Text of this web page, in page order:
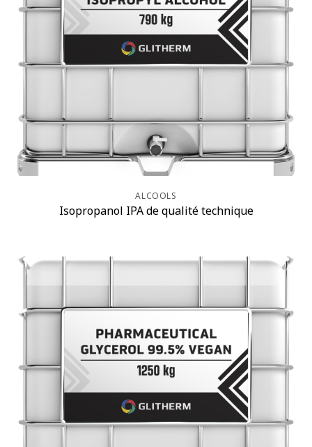
ALCOOLS
Isopropanol IPA de qualité technique